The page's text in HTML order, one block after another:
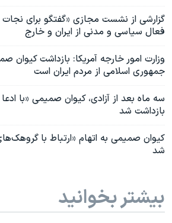
گزارشی از نشست مجازی «گفتگو برای نجات
فعال سیاسی و مدنی از ایران و خارج
وزارت امور خارجه آمریکا: بازداشت
جمهوری اسلامی از مردم ایران است
سه ماه بعد از آزادی، کیوان صمیمی «با
بازداشت شد
کیوان صمیمی به اتهام «ارتباط با
شد
بیشتر بخوانید